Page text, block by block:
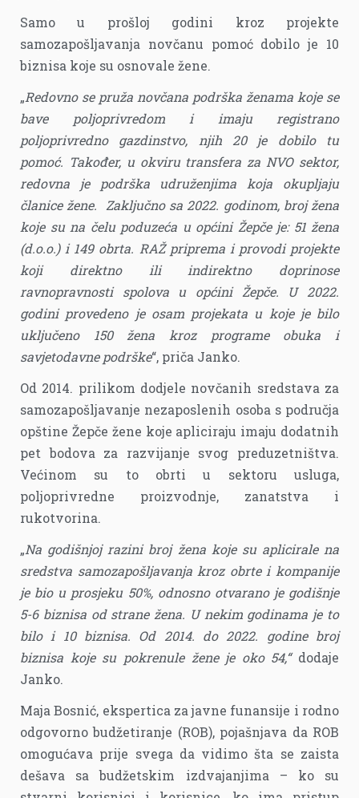
Samo u prošloj godini kroz projekte
samozapošljavanja novčanu pomoć dobilo je 10
biznisa koje su osnovale žene.
„Redovno se pruža novčana podrška ženama koje se
bave poljoprivredom i imaju registrano
poljoprivredno gazdinstvo, njih 20 je dobilo tu
pomoć. Također, u okviru transfera za NVO sektor,
redovna je podrška udruženjima koja okupljaju
članice žene. Zaključno sa 2022. godinom, broj žena
koje su na čelu poduzeća u općini Žepče je: 51 žena
(d.o.o.) i 149 obrta. RAŽ priprema i provodi projekte
koji direktno ili indirektno doprinose
ravnopravnosti spolova u općini Žepče. U 2022.
godini provedeno je osam projekata u koje je bilo
uključeno 150 žena kroz programe obuka i
savjetodavne podrške“, priča Janko.
Od 2014. prilikom dodjele novčanih sredstava za
samozapošljavanje nezaposlenih osoba s područja
opštine Žepče žene koje apliciraju imaju dodatnih
pet bodova za razvijanje svog preduzetništva.
Većinom su to obrti u sektoru usluga,
poljoprivredne proizvodnje, zanatstva i
rukotvorina.
„Na godišnjoj razini broj žena koje su aplicirale na
sredstva samozapošljavanja kroz obrte i kompanije
je bio u prosjeku 50%, odnosno otvarano je godišnje
5-6 biznisa od strane žena. U nekim godinama je to
bilo i 10 biznisa. Od 2014. do 2022. godine broj
biznisa koje su pokrenule žene je oko 54,“dodaje
Janko.
Maja Bosnić, ekspertica za javne funansije i rodno
odgovorno budžetiranje (ROB), pojašnjava da ROB
omogućava prije svega da vidimo šta se zaista
dešava sa budžetskim izdvajanjima – ko su